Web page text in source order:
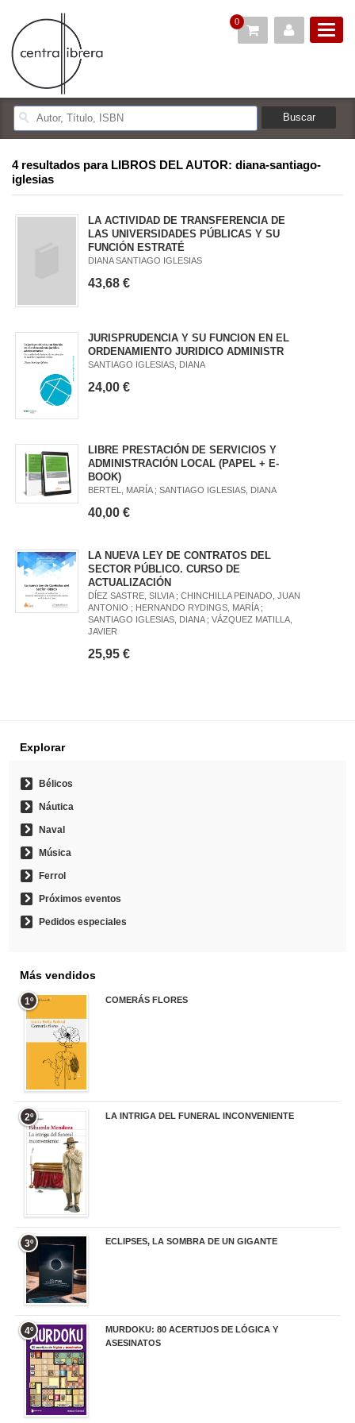
0
4 resultados para LIBROS DEL AUTOR: diana-santiago-
iglesias
LA ACTIVIDAD DE TRANSFERENCIA DE
LAS UNIVERSIDADES PÚBLICAS Y SU
FUNCIÓN ESTRATÉ
DIANA SANTIAGO IGLESIAS
43,68 €
JURISPRUDENCIA Y SU FUNCION EN EL
ORDENAMIENTO JURIDICO ADMINISTR
SANTIAGO IGLESIAS, DIANA
24,00 €
LIBRE PRESTACIÓN DE SERVICIOS Y
ADMINISTRACIÓN LOCAL (PAPEL + E-
BOOK)
BERTEL, MARÍA ; SANTIAGO IGLESIAS, DIANA
40,00 €
LA NUEVA LEY DE CONTRATOS DEL
SECTOR PÚBLICO. CURSO DE
ACTUALIZACIÓN
DÍEZ SASTRE, SILVIA ; CHINCHILLA PEINADO, JUAN
ANTONIO ; HERNANDO RYDINGS, MARÍA ;
SANTIAGO IGLESIAS, DIANA ; VÁZQUEZ MATILLA,
JAVIER
25,95 €
Explorar
Bélicos
Náutica
Naval
Música
Ferrol
Próximos eventos
Pedidos especiales
Más vendidos
1º COMERÁS FLORES
2º LA INTRIGA DEL FUNERAL INCONVENIENTE
3º ECLIPSES, LA SOMBRA DE UN GIGANTE
4º
MURDOKU: 80 ACERTIJOS DE LÓGICA Y
ASESINATOS